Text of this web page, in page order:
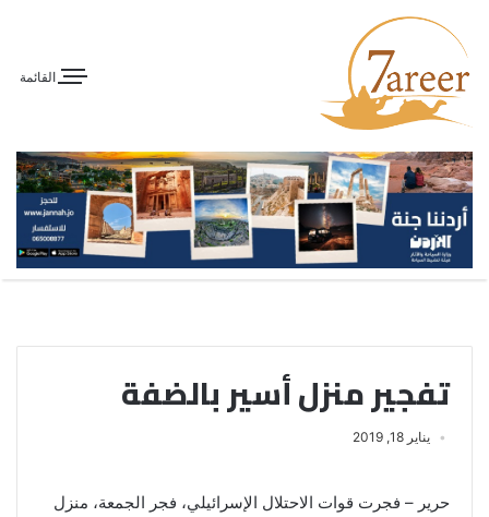
القائمة
تفجير منزل أسير بالضفة
يناير 18, 2019
حرير – فجرت قوات الاحتلال الإسرائيلي، فجر الجمعة، منزل